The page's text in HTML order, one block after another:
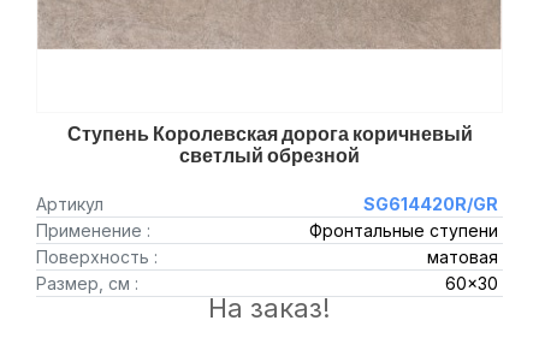
Ступень Королевская дорога коричневый
светлый обрезной
Артикул
SG614420R/GR
Применение :
Фронтальные ступени
Поверхность :
матовая
Размер, см :
60x30
На заказ!